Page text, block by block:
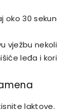
oko 30
vježbu
leđa i
laktove.